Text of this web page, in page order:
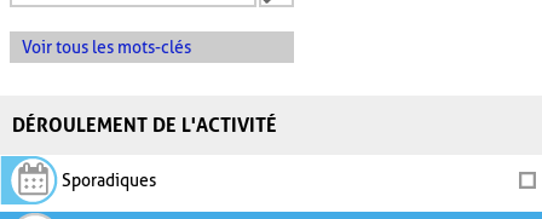
Voir tous les mots-clés
DÉROULEMENT DE L'ACTIVITÉ
Sporadiques